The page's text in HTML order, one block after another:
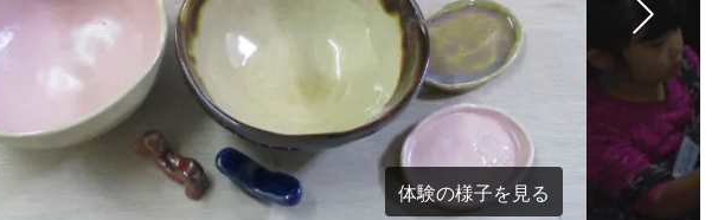
体験の様子を見る